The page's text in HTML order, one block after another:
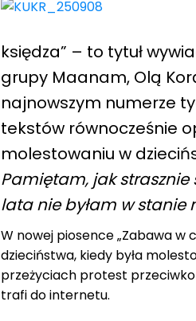
księdza” – to tytuł
grupy Maanam, Olą
najnowszym numerze
tekstów równocześnie
molestowaniu w
Pamiętam, jak strasznie
lata nie byłam w stanie
W nowej piosence „Zabawa w
dzieciństwa, kiedy była
przeżyciach protest
trafi do internetu.